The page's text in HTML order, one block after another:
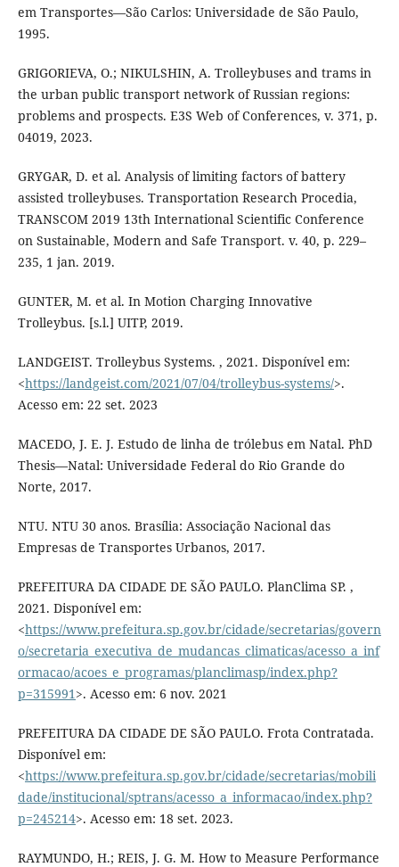
em Transportes—São Carlos: Universidade de São Paulo,
1995.
GRIGORIEVA, O.; NIKULSHIN, A. Trolleybuses and trams in
the urban public transport network of Russian regions:
problems and prospects. E3S Web of Conferences, v. 371, p.
04019, 2023.
GRYGAR, D. et al. Analysis of limiting factors of battery
assisted trolleybuses. Transportation Research Procedia,
TRANSCOM 2019 13th International Scientific Conference
on Sustainable, Modern and Safe Transport. v. 40, p. 229–
235, 1 jan. 2019.
GUNTER, M. et al. In Motion Charging Innovative
Trolleybus. [s.l.] UITP, 2019.
LANDGEIST. Trolleybus Systems. , 2021. Disponível em:
<https://landgeist.com/2021/07/04/trolleybus-systems/>.
Acesso em: 22 set. 2023
MACEDO, J. E. J. Estudo de linha de trólebus em Natal. PhD
Thesis—Natal: Universidade Federal do Rio Grande do
Norte, 2017.
NTU. NTU 30 anos. Brasília: Associação Nacional das
Empresas de Transportes Urbanos, 2017.
PREFEITURA DA CIDADE DE SÃO PAULO. PlanClima SP. ,
2021. Disponível em:
<https://www.prefeitura.sp.gov.br/cidade/secretarias/govern
o/secretaria_executiva_de_mudancas_climaticas/acesso_a_inf
ormacao/acoes_e_programas/planclimasp/index.php?
p=315991 >. Acesso em: 6 nov. 2021
PREFEITURA DA CIDADE DE SÃO PAULO. Frota Contratada.
Disponível em:
<https://www.prefeitura.sp.gov.br/cidade/secretarias/mobili
dade/institucional/sptrans/acesso_a_informacao/index.php?
p=245214>. Acesso em: 18 set. 2023.
RAYMUNDO, H.; REIS, J. G. M. How to Measure Performance